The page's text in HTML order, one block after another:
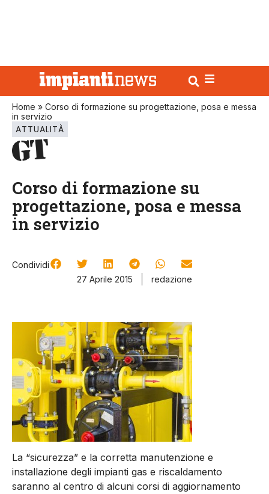
Home » Corso di formazione su progettazione, posa e messa
in servizio
ATTUALITÀ
Corso di formazione su
progettazione, posa e messa
in servizio
Condividi
27 Aprile 2015
redazione
La “sicurezza” e la corretta manutenzione e
installazione degli impianti gas e riscaldamento
saranno al centro di alcuni corsi di aggiornamento